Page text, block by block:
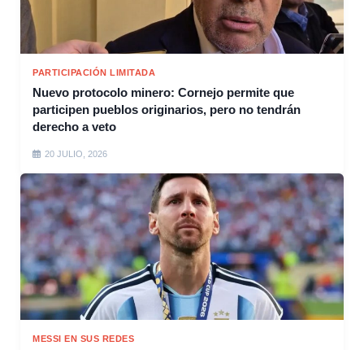
PARTICIPACIÓN LIMITADA
Nuevo protocolo minero: Cornejo permite que
participen pueblos originarios, pero no tendrán
derecho a veto
20 JULIO, 2026
MESSI EN SUS REDES